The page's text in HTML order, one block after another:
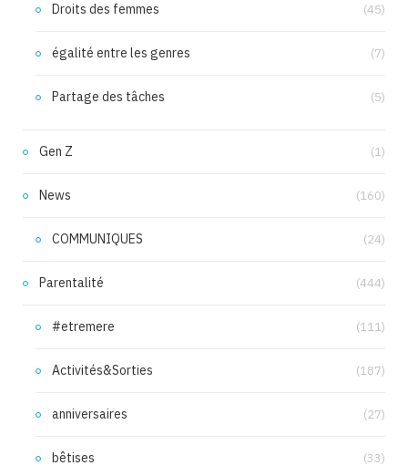
Droits des femmes (45)
égalité entre les genres (7)
Partage des tâches (5)
Gen Z (1)
News (160)
COMMUNIQUES (24)
Parentalité (444)
#etremere (111)
Activités&Sorties (187)
anniversaires (27)
bêtises (33)